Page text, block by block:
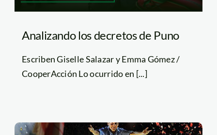
Analizando los decretos de Puno
Escriben Giselle Salazar y Emma Gómez /
CooperAcción Lo ocurrido en [...]